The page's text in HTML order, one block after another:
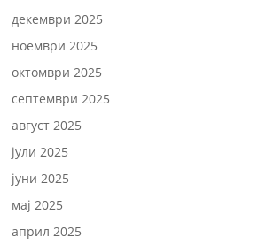
декември 2025
ноември 2025
октомври 2025
септември 2025
август 2025
јули 2025
јуни 2025
мај 2025
април 2025